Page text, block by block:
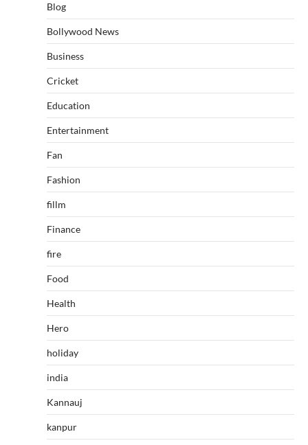
Blog
Bollywood News
Business
Cricket
Education
Entertainment
Fan
Fashion
fillm
Finance
fire
Food
Health
Hero
holiday
india
Kannauj
kanpur